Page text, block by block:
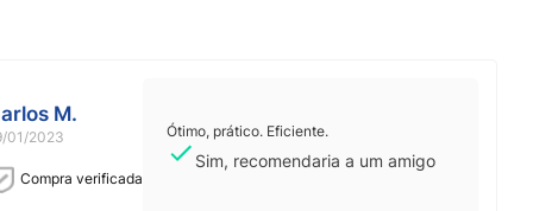
M.
01/2023
Compra verificada
Ótimo, prático. Eficiente.
Sim, recomendaria a um amigo